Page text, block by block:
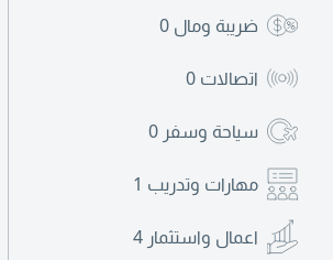
ضريبة ومال 0
اتصالات 0
سياحة وسفر 0
مهارات وتدريب 1
اعمال واستثمار 4